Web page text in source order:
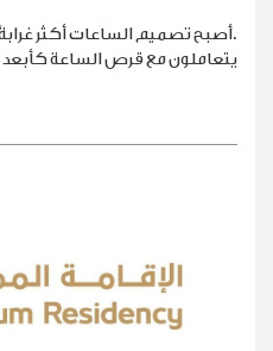
.أصبح تصميم الساعات أكثر
يتعاملون مع قرص الساعة